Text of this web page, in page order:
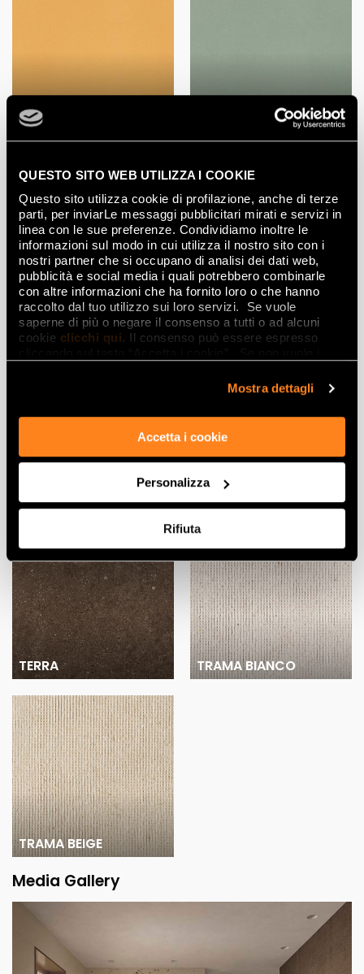
QUESTO SITO WEB UTILIZZA I COOKIE
Questo sito utilizza cookie di profilazione, anche di terze
parti, per inviarLe messaggi pubblicitari mirati e servizi in
linea con le sue preferenze. Condividiamo inoltre le
informazioni sul modo in cui utilizza il nostro sito con i
nostri partner che si occupano di analisi dei dati web,
pubblicità e social media i quali potrebbero combinarle
con altre informazioni che ha fornito loro o che hanno
raccolto dal tuo utilizzo sui loro servizi. Se vuole
saperne di più o negare il consenso a tutti o ad alcuni
cookie clicchi qui. Il consenso può essere espresso
Mostra dettagli
Accetta i cookie
Personalizza
Rifiuta
VERDE BRILLANTE
Gres porcelánico
BIANCO BEIGE
SASSI TORTORA
TERRA TRAMA BIANCO
TRAMA BEIGE
Media Gallery